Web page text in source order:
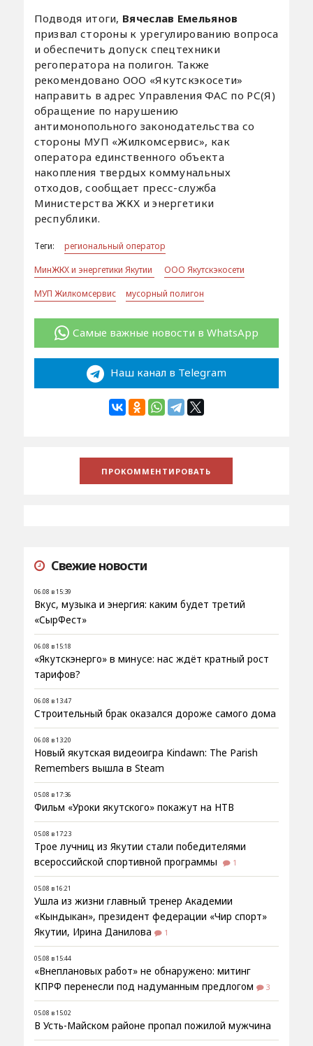
Подводя итоги, Вячеслав Емельянов
призвал стороны к урегулированию вопроса
и обеспечить допуск спецтехники
регоператора на полигон. Также
рекомендовано ООО «Якутскэкосети»
направить в адрес Управления ФАС по РС(Я)
обращение по нарушению
антимонопольного законодательства со
стороны МУП «Жилкомсервис», как
оператора единственного объекта
накопления твердых коммунальных
отходов, сообщает пресс-служба
Министерства ЖКХ и энергетики
республики.
Теги:
региональный оператор
МинЖКХ и энергетики Якутии
ООО Якутскэкосети
МУП Жилкомсервис
мусорный полигон
Самые важные новости в WhatsApp
Наш канал в Telegram
Свежие новости
06.08 в 15:39
Вкус, музыка и энергия: каким будет третий
«СырФест»
06.08 в 15:18
«Якутскэнерго» в минусе: нас ждёт кратный рост
тарифов?
06.08 в 13:47
Строительный брак оказался дороже самого дома
06.08 в 13:20
Новый якутская видеоигра Kindawn: The Parish
Remembers вышла в Steam
05.08 в 17:36
Фильм «Уроки якутского» покажут на НТВ
05.08 в 17:23
Трое лучниц из Якутии стали победителями
всероссийской спортивной программы
1
05.08 в 16:21
Ушла из жизни главный тренер Академии
«Кындыкан», президент федерации «Чир спорт»
Якутии, Ирина Данилова
1
05.08 в 15:44
«Внеплановых работ» не обнаружено: митинг
КПРФ перенесли под надуманным предлогом
3
05.08 в 15:02
В Усть-Майском районе пропал пожилой мужчина